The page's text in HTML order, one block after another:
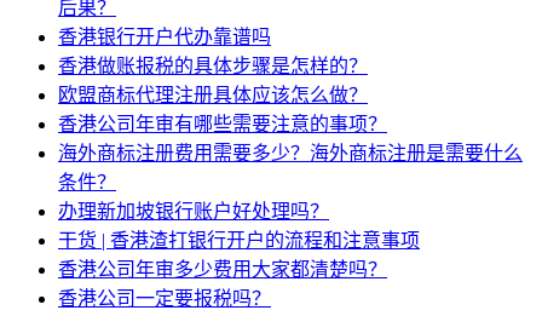
后果？
香港银行开户代办靠谱吗
香港做账报税的具体步骤是怎样的？
欧盟商标代理注册具体应该怎么做？
香港公司年审有哪些需要注意的事项？
海外商标注册费用需要多少？海外商标注册是需要什么
条件？
办理新加坡银行账户好处理吗？
干货 | 香港渣打银行开户的流程和注意事项
香港公司年审多少费用大家都清楚吗？
香港公司一定要报税吗？